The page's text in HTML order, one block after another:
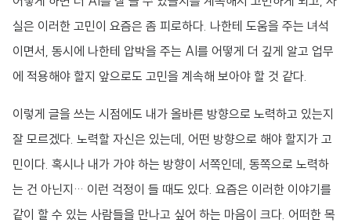
실은 이러한 고민이 요즘은 좀 피로하다. 나한테 도움을 주는 녀석
이면서, 동시에 나한테 압박을 주는 AI를 어떻게 더 깊게 알고 업무
에 적용해야 할지 앞으로도 고민을 계속해 보아야 할 것 같다.
이렇게 글을 쓰는 시점에도 내가 올바른 방향으로 노력하고 있는지
잘 모르겠다. 노력할 자신은 있는데, 어떤 방향으로 해야 할지가 고
민이다. 혹시나 내가 가야 하는 방향이 서쪽인데, 동쪽으로 노력하
는 건 아닌지… 이런 걱정이 들 때도 있다. 요즘은 이러한 이야기를
같이 할 수 있는 사람들을 만나고 싶어 하는 마음이 크다. 어떠한 목